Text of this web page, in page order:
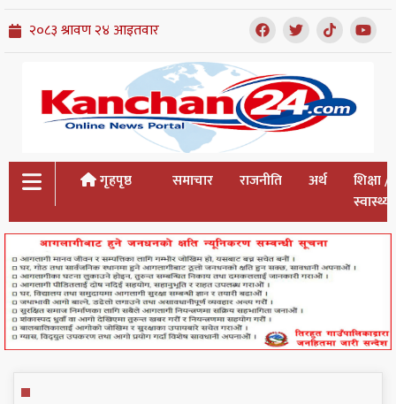
गृहपृष्ठ समाचार राजनीति अर्थ
शिक्षा /
स्वास्थ्य